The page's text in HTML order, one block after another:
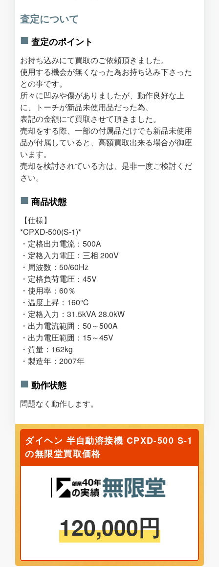
査定について
査定のポイント
お持ち込みにて買取のご依頼頂きました。
使用する機会が無くなった為お持ち込み下さった
との事です。
所々に凹みや傷がありましたが、動作良好な上
に、トーチが新品未使用品だった為、
表記の金額にて買取させて頂きました。
売却をする際、一部の付属品だけでも新品未使用
品が付属していると、高額買取出来る場合が御座
います。
売却を検討されている方は、是非一度ご検討くだ
さい。
商品状態
【仕様】
*CPXD-500(S-1)*
・定格出力電流：500A
・定格入力電圧：三相 200V
・周波数：50/60Hz
・定格負荷電圧：45V
・使用率：60％
・温度上昇：160℃
・定格入力：31.5kVA 28.0kW
・出力電流範囲：50～500A
・出力電圧範囲：15～45V
・質量：162kg
・製造年：2007年
動作状態
問題なく動作します。
ダイヘン 半自動溶接機 CPXD-500 S-1
の無限堂買取価格
120,000円